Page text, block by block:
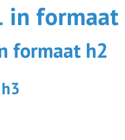
in formaat
formaat h2